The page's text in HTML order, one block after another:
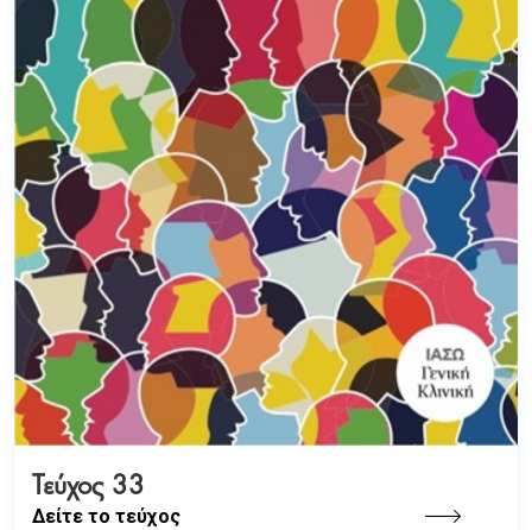
Τεύχος 33
Δείτε το τεύχος